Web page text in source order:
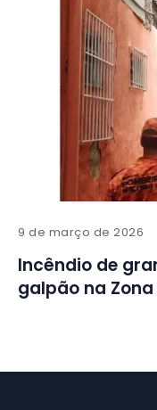
9 de março de 2026
Incêndio de
galpão na